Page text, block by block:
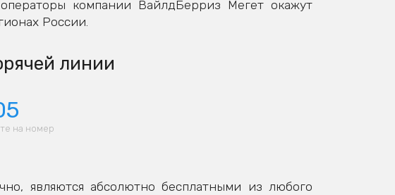
компании ВайлдБерриз Мегет окажут
России.
линии
на номер
являются абсолютно бесплатными из любого